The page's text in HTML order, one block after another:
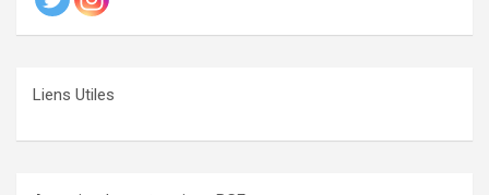
Liens Utiles